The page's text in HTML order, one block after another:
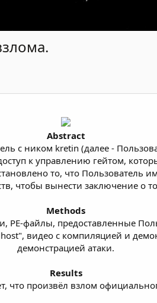
Abstract
с ником kretin (далее -
к управлению гейтом,
то, что Пользователь
чтобы вынести заключение о
Methods
файлы, предоставленные
видео с компиляцией и
демонстрацией атаки.
Results
что произвёл взлом